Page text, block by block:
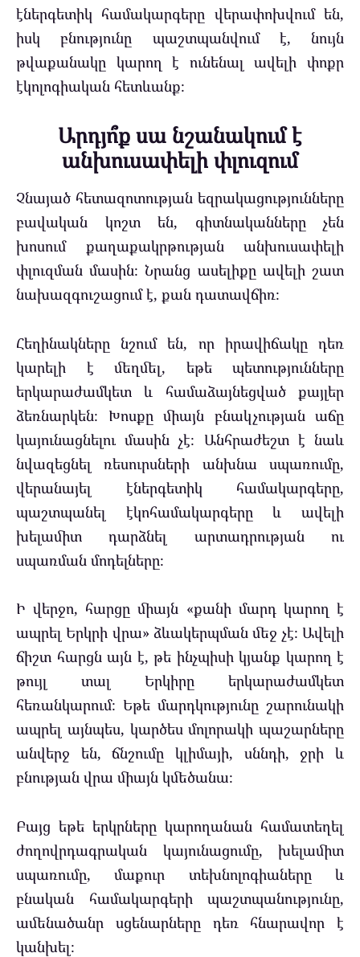
էներգետիկ համակարգերը վերափոխվում են,
իսկ բնությունը պաշտպանվում է, նույն
թվաքանակը կարող է ունենալ ավելի փոքր
էկոլոգիական հետևանք։
Արդյո՞ք սա նշանակում է
անխուսափելի փլուզում
Չնայած հետազոտության եզրակացությունները
բավական կոշտ են, գիտնականները չեն
խոսում քաղաքակրթության անխուսափելի
փլուզման մասին։ Նրանց ասելիքը ավելի շատ
նախազգուշացում է, քան դատավճիռ։
Հեղինակները նշում են, որ իրավիճակը դեռ
կարելի է մեղմել, եթե պետությունները
երկարաժամկետ և համաձայնեցված քայլեր
ձեռնարկեն։ Խոսքը միայն բնակչության աճը
կայունացնելու մասին չէ։ Անհրաժեշտ է նաև
նվազեցնել ռեսուրսների անխնա սպառումը,
վերանայել էներգետիկ համակարգերը,
պաշտպանել էկոհամակարգերը և ավելի
խելամիտ դարձնել արտադրության ու
սպառման մոդելները։
Ի վերջո, հարցը միայն «քանի մարդ կարող է
ապրել Երկրի վրա» ձևակերպման մեջ չէ։ Ավելի
ճիշտ հարցն այն է, թե ինչպիսի կյանք կարող է
թույլ տալ Երկիրը երկարաժամկետ
հեռանկարում։ Եթե մարդկությունը շարունակի
ապրել այնպես, կարծես մոլորակի պաշարները
անվերջ են, ճնշումը կլիմայի, սննդի, ջրի և
բնության վրա միայն կմեծանա։
Բայց եթե երկրները կարողանան համատեղել
ժողովրդագրական կայունացումը, խելամիտ
սպառումը, մաքուր տեխնոլոգիաները և
բնական համակարգերի պաշտպանությունը,
ամենածանր սցենարները դեռ հնարավոր է
կանխել։